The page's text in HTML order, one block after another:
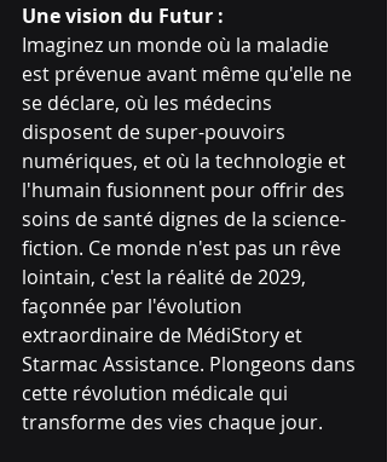
Une vision du Futur :
Imaginez un monde où la maladie
est prévenue avant même qu'elle ne
se déclare, où les médecins
disposent de super-pouvoirs
numériques, et où la technologie et
l'humain fusionnent pour offrir des
soins de santé dignes de la science-
fiction. Ce monde n'est pas un rêve
lointain, c'est la réalité de 2029,
façonnée par l'évolution
extraordinaire de MédiStory et
Starmac Assistance. Plongeons dans
cette révolution médicale qui
transforme des vies chaque jour.